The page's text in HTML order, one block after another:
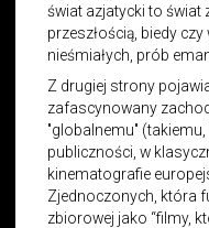
świat azjatycki to świat
przeszłością, biedy
nieśmiałych, prób
Z drugiej strony
zafascynowany
"globalnemu"
publiczności, w
kinematografie
Zjednoczonych, która
zbiorowej jako “filmy,